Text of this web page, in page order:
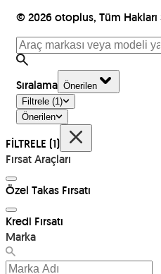
© 2026 otoplus, Tüm Hakları
Sıralama Önerilen
Filtrele (1)
Önerilen
FİLTRELE (1)
Fırsat Araçları
Özel Takas Fırsatı
Kredi Fırsatı
Marka